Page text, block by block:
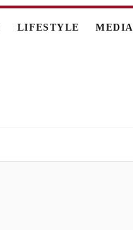
LIFESTYLE MEDIA